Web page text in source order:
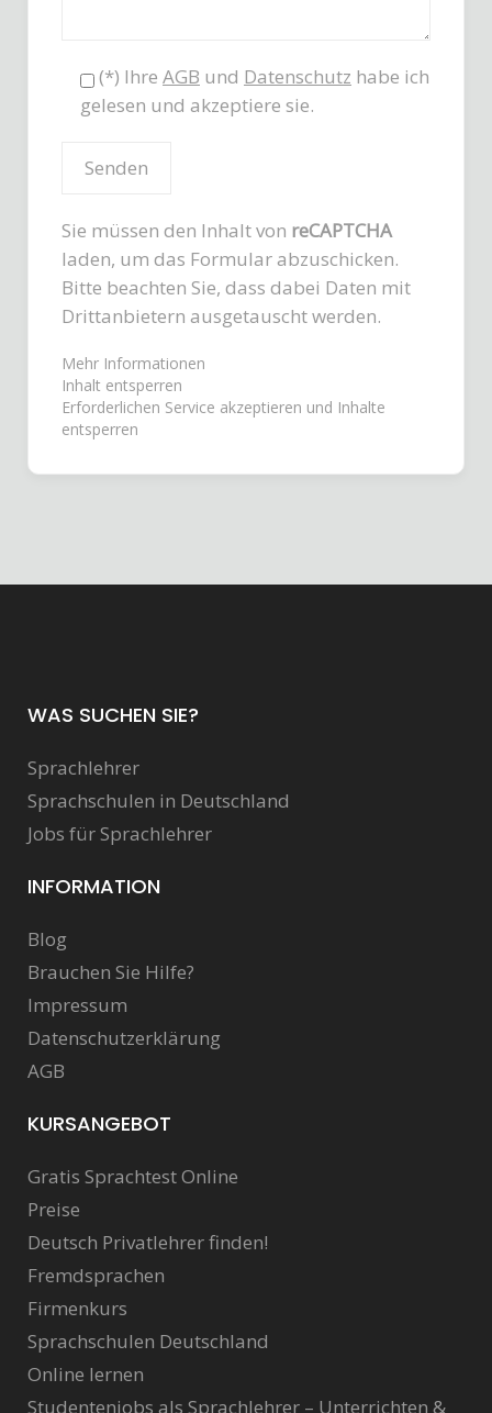
(*) Ihre AGB und Datenschutz habe ich
gelesen und akzeptiere sie.
Sie müssen den Inhalt von reCAPTCHA
laden, um das Formular abzuschicken.
Bitte beachten Sie, dass dabei Daten mit
Drittanbietern ausgetauscht werden.
Mehr Informationen
Inhalt entsperren
Erforderlichen Service akzeptieren und Inhalte
entsperren
WAS SUCHEN SIE?
Sprachlehrer
Sprachschulen in Deutschland
Jobs für Sprachlehrer
INFORMATION
Blog
Brauchen Sie Hilfe?
Impressum
Datenschutzerklärung
AGB
KURSANGEBOT
Gratis Sprachtest Online
Preise
Deutsch Privatlehrer finden!
Fremdsprachen
Firmenkurs
Sprachschulen Deutschland
Online lernen
Studentenjobs als Sprachlehrer – Unterrichten &